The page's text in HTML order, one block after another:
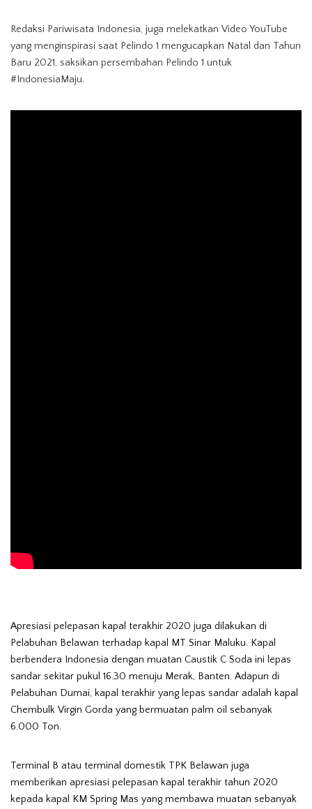
Redaksi Pariwisata Indonesia, juga melekatkan Video YouTube
yang menginspirasi saat Pelindo 1 mengucapkan Natal dan Tahun
Baru 2021, saksikan persembahan Pelindo 1 untuk
#IndonesiaMaju.
Apresiasi pelepasan kapal terakhir 2020 juga dilakukan di
Pelabuhan Belawan terhadap kapal MT Sinar Maluku. Kapal
berbendera Indonesia dengan muatan Caustik C Soda ini lepas
sandar sekitar pukul 16.30 menuju Merak, Banten. Adapun di
Pelabuhan Dumai, kapal terakhir yang lepas sandar adalah kapal
Chembulk Virgin Gorda yang bermuatan palm oil sebanyak
6.000 Ton.
Terminal B atau terminal domestik TPK Belawan juga
memberikan apresiasi pelepasan kapal terakhir tahun 2020
kepada kapal KM Spring Mas yang membawa muatan sebanyak